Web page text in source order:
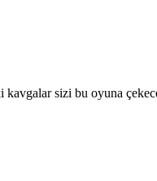
sizi bu oyuna